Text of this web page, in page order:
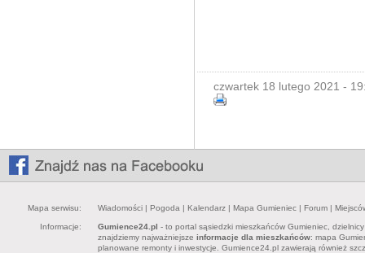
czwartek 18 lutego 2021 -
Mapa serwisu: Wiadomości | Pogoda | Kalendarz | Mapa Gumieniec | Forum |
Informacje: Gumience24.pl - to portal sąsiedzki mieszkańców Gumieniec,
znajdziemy najważniejsze informacje dla mieszkańców: mapa
planowane remonty i inwestycje. Gumience24.pl zawierają również